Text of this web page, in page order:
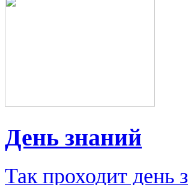
День знаний
Так проходит день